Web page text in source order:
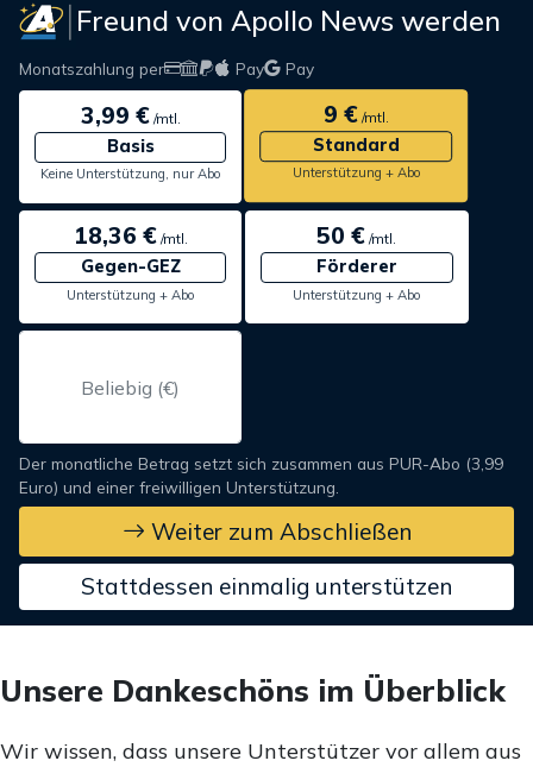
Freund von Apollo News werden
Monatszahlung per Pay Pay
3,99 €/mtl.
Basis
Keine Unterstützung, nur Abo
9 €/mtl.
Standard
Unterstützung + Abo
18,36 €/mtl.
Gegen-GEZ
Unterstützung + Abo
50 € /mtl.
Förderer
Unterstützung + Abo
Der monatliche Betrag setzt sich zusammen aus PUR-Abo (3,99
Euro) und einer freiwilligen Unterstützung.
Weiter zum Abschließen
Stattdessen einmalig unterstützen
Unsere Dankeschöns im Überblick
Wir wissen, dass unsere Unterstützer vor allem aus